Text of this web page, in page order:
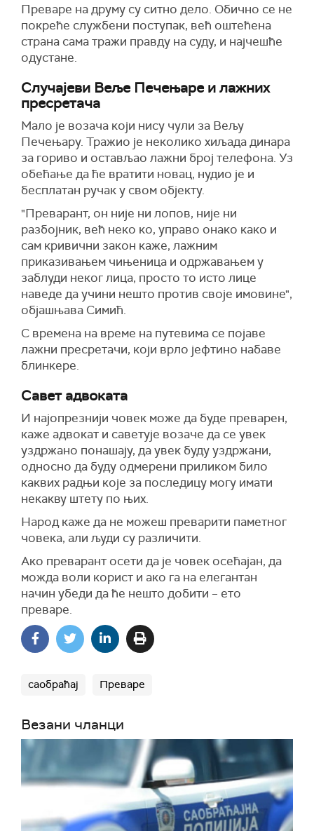
Преваре на друму су ситно дело. Обично се не
покреће службени поступак, већ оштећена
страна сама тражи правду на суду, и најчешће
одустане.
Случајеви Веље Печењаре и лажних
пресретача
Мало је возача који нису чули за Вељу
Печењару. Тражио је неколико хиљада динара
за гориво и остављао лажни број телефона. Уз
обећање да ће вратити новац, нудио је и
бесплатан ручак у свом објекту.
"Преварант, он није ни лопов, није ни
разбојник, већ неко ко, управо онако како и
сам кривични закон каже, лажним
приказивањем чињеница и одржавањем у
заблуди неког лица, просто то исто лице
наведе да учини нешто против своје имовине",
објашњава Симић.
С времена на време на путевима се појаве
лажни пресретачи, који врло јефтино набаве
блинкере.
Савет адвоката
И најопрезнији човек може да буде преварен,
каже адвокат и саветује возаче да се увек
уздржано понашају, да увек буду уздржани,
односно да буду одмерени приликом било
каквих радњи које за последицу могу имати
некакву штету по њих.
Народ каже да не можеш преварити паметног
човека, али људи су различити.
Ако преварант осети да је човек осећајан, да
можда воли корист и ако га на елегантан
начин убеди да ће нешто добити – ето
преваре.
саобраћај Преваре
Везани чланци